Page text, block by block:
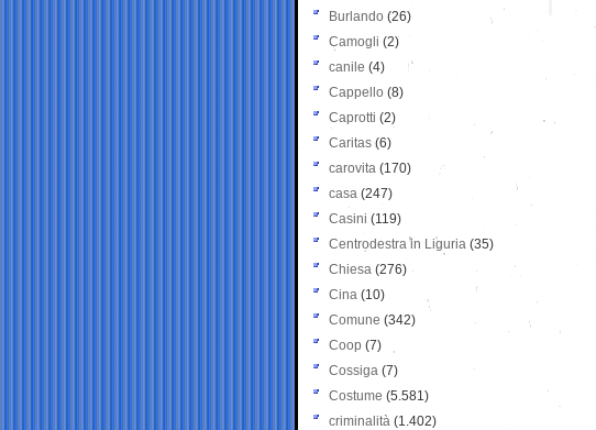
Burlando (26)
Camogli (2)
canile (4)
Cappello (8)
Caprotti (2)
Caritas (6)
carovita (170)
casa (247)
Casini (119)
Centrodestra in Liguria (35)
Chiesa (276)
Cina (10)
Comune (342)
Coop (7)
Cossiga (7)
Costume (5.581)
criminalità (1.402)